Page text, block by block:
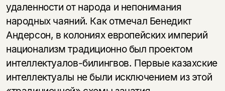
удаленности от народа и непонимания
народных чаяний. Как отмечал Бенедикт
Андерсон, в колониях европейских империй
национализм традиционно был проектом
интеллектуалов-билингвов. Первые казахские
интеллектуалы не были исключением из этой